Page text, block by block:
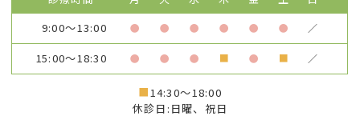
9:00～13:00
● ● ● ● ● ● ／
15:00～18:30 ● ● ● ■ ● ■ ／
■14:30～18:00
休診日:日曜、祝日